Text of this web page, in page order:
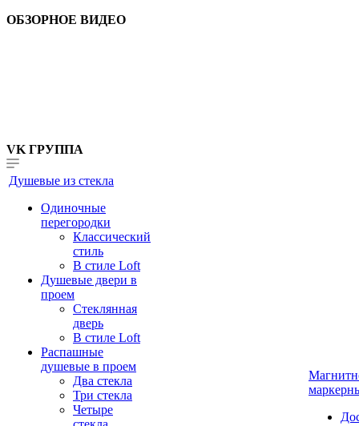
ОБЗОРНОЕ ВИДЕО
VK ГРУППА
Душевые из стекла
Одиночные
перегородки
Классический
стиль
В стиле Loft
Душевые двери в
проем
Стеклянная
дверь
В стиле Loft
Распашные
душевые в проем
Два стекла
Три стекла
Четыре